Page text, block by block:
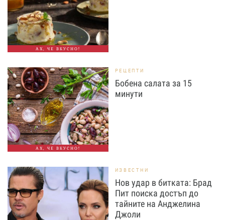
АХ, ЧЕ ВКУСНО!
АХ, ЧЕ ВКУСНО!
РЕЦЕПТИ
Бобена салата за 15
минути
ИЗВЕСТНИ
Нов удар в битката: Брад
Пит поиска достъп до
тайните на Анджелина
Джоли